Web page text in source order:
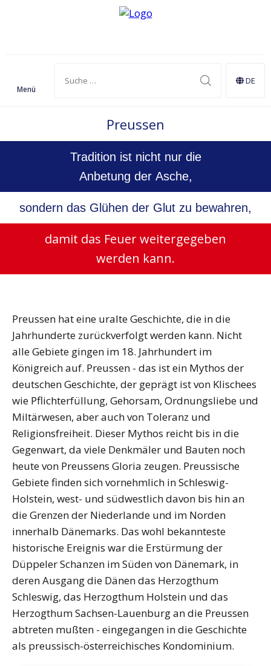
Menü
DE
Preussen
Tradition ist nicht nur die
Anbetung der Asche,
sondern das Glühen der Glut zu bewahren,
damit das Feuer weitergegeben
werden kann.
Preussen hat eine uralte Geschichte, die in die
Jahrhunderte zurückverfolgt werden kann. Nicht
alle Gebiete gingen im 18. Jahrhundert im
Königreich auf. Preussen - das ist ein Mythos der
deutschen Geschichte, der geprägt ist von Klischees
wie Pflichterfüllung, Gehorsam, Ordnungsliebe und
Miltärwesen, aber auch von Toleranz und
Religionsfreiheit. Dieser Mythos reicht bis in die
Gegenwart, da viele Denkmäler und Bauten noch
heute von Preussens Gloria zeugen. Preussische
Gebiete finden sich vornehmlich in Schleswig-
Holstein, west- und südwestlich davon bis hin an
die Grenzen der Niederlande und im Norden
innerhalb Dänemarks. Das wohl bekannteste
historische Ereignis war die Erstürmung der
Düppeler Schanzen im Süden von Dänemark, in
deren Ausgang die Dänen das Herzogthum
Schleswig, das Herzogthum Holstein und das
Herzogthum Sachsen-Lauenburg an die Preussen
abtreten mußten - eingegangen in die Geschichte
als preussisch-österreichisches Kondominium.